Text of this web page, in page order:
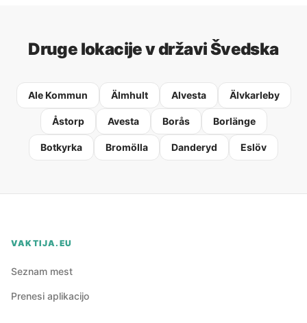
Druge lokacije v državi Švedska
Ale Kommun Älmhult Alvesta Älvkarleby
Åstorp Avesta Borås Borlänge
Botkyrka Bromölla Danderyd Eslöv
VAKTIJA.EU
Seznam mest
Prenesi aplikacijo